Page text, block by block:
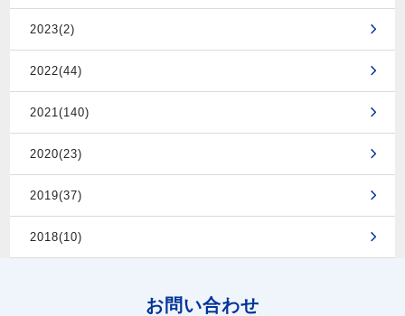
2023(2)
2022(44)
2021(140)
2020(23)
2019(37)
2018(10)
お問い合わせ